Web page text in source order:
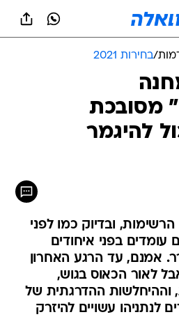
/בחירות 2021
מסובכת
להיגמר
ובדיוק כמו לפני
עומדים בפני איחודים
אמנם, עד הרגע האחרון
לאור הכאוס בגוש,
ההדרגתית של
לנתניהו עשויים להיזרק